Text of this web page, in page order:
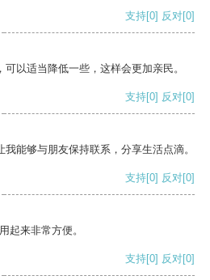
支持[0] 反对[0]
以适当降低一些，这样会更加亲民。
支持[0] 反对[0]
能够与朋友保持联系，分享生活点滴。
支持[0] 反对[0]
起来非常方便。
支持[0] 反对[0]